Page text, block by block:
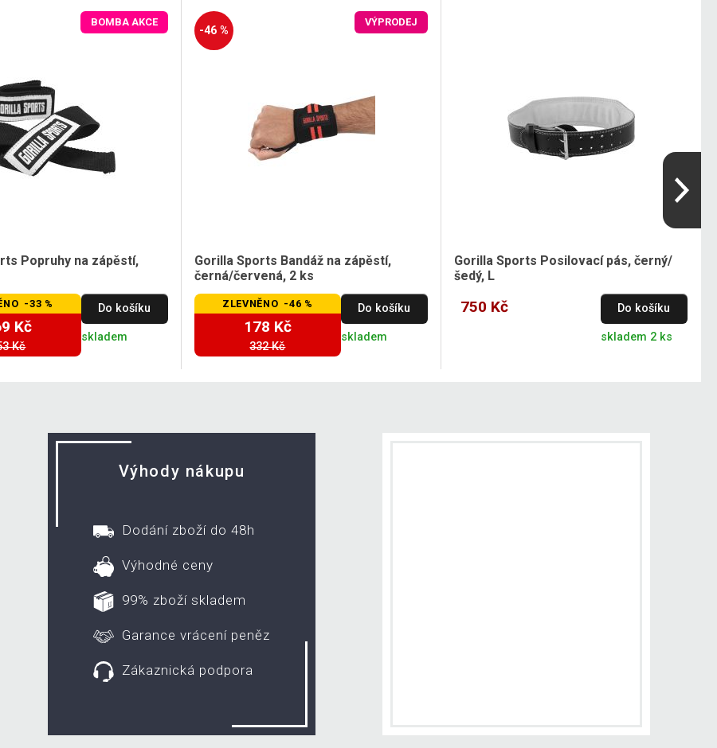
BOMBA AKCE
Popruhy na zápěstí,
-33 %
Kč
Kč
Do košíku
skladem
-46 %
VÝPRODEJ
Gorilla Sports Bandáž na zápěstí,
černá/červená, 2 ks
ZLEVNĚNO -46 %
178 Kč
332 Kč
Do košíku
skladem
Gorilla Sports Posilovací pás, černý/
šedý, L
750 Kč Do košíku
skladem 2 ks
Výhody nákupu
Dodání zboží do 48h
Výhodné ceny
99% zboží skladem
Garance vrácení peněz
Zákaznická podpora